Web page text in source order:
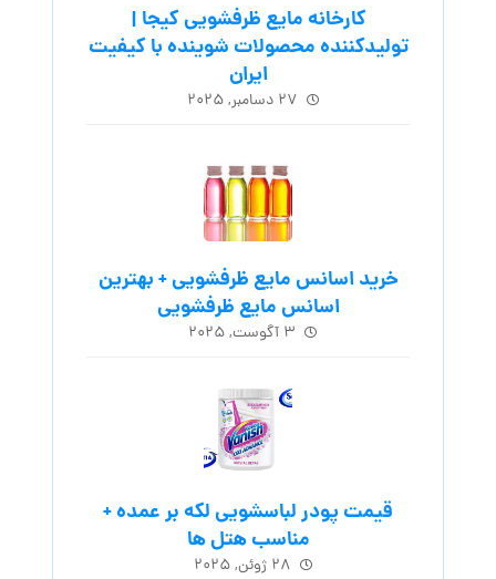
کارخانه مایع ظرفشویی کیجا |
تولیدکننده محصولات شوینده با کیفیت
ایران
۲۷ دسامبر, ۲۰۲۵
خرید اسانس مایع ظرفشویی + بهترین
اسانس مایع ظرفشویی
۳ آگوست, ۲۰۲۵
قیمت پودر لباسشویی لکه بر عمده +
مناسب هتل ها
۲۸ ژوئن, ۲۰۲۵